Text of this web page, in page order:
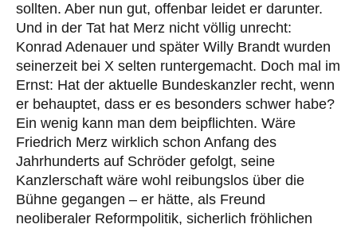
sollten. Aber nun gut, offenbar leidet er darunter.
Und in der Tat hat Merz nicht völlig unrecht:
Konrad Adenauer und später Willy Brandt wurden
seinerzeit bei X selten runtergemacht. Doch mal im
Ernst: Hat der aktuelle Bundeskanzler recht, wenn
er behauptet, dass er es besonders schwer habe?
Ein wenig kann man dem beipflichten. Wäre
Friedrich Merz wirklich schon Anfang des
Jahrhunderts auf Schröder gefolgt, seine
Kanzlerschaft wäre wohl reibungslos über die
Bühne gegangen – er hätte, als Freund
neoliberaler Reformpolitik, sicherlich fröhlichen